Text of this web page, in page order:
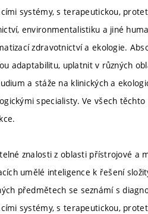
systémy, s terapeutickou,
environmentalistiku a jiné
zdravotnictví a ekologie.
adaptabilitu, uplatnit v různých
a stáže na klinických a
specialisty. Ve všech
znalosti z oblasti přístrojové a
umělé inteligence k řešení
předmětech se seznámí s
systémy, s terapeutickou,